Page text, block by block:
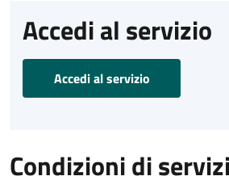
Accedi al servizio
Accedi al servizio
Condizioni di